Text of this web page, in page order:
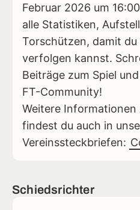
Februar 2026 um
alle Statistiken,
Torschützen, damit du
verfolgen kannst.
Beiträge zum Spiel
FT-Community!
Weitere Informationen
findest du auch in
Vereinssteckbriefen:
Schiedsrichter